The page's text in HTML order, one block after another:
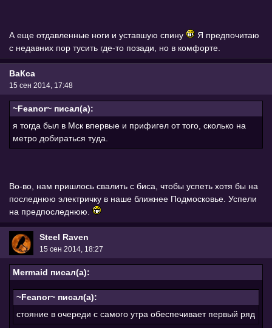
А еще отдавленные ноги и уставшую спину
Я предпочитаю
с недавних пор тусить где-то позади, но в комфорте.
ВаКса
15 сен 2014, 17:48
~Feanor~ писал(а):
я тогда был в Мск впервые и прифигел от того, сколько на
метро добираться туда.
Во-во, нам пришлось свалить с биса, чтобы успеть хотя бы на
последнюю электричку в наше ближнее Подмосковье. Успели
на предпоследнюю.
Steel Raven
15 сен 2014, 18:27
Mermaid писал(а):
~Feanor~ писал(а):
стояние в очереди с самого утра обеспечивает первый ряд